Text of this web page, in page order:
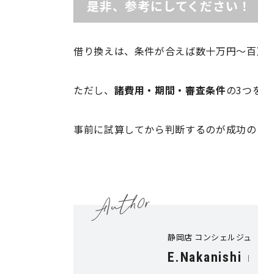
是非、参考にしてください！
借り換えは、条件が合えば数十万円～百
ただし、 諸費用・期間・審査条件の3つ
事前に試算してから判断するのが成功の
静岡店 コンシェルジュ
E.Nakanishi